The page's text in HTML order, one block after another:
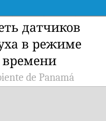
датчиков
в режиме
времени
de Panamá